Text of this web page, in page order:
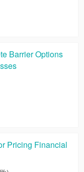
Barrier Options
Pricing Financial